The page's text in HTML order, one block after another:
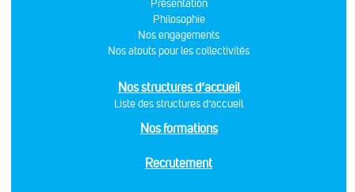
Présentation
Philosophie
Nos engagements
Nos atouts pour les collectivités
Nos structures d’accueil
Liste des structures d’accueil
Nos formations
Recrutement